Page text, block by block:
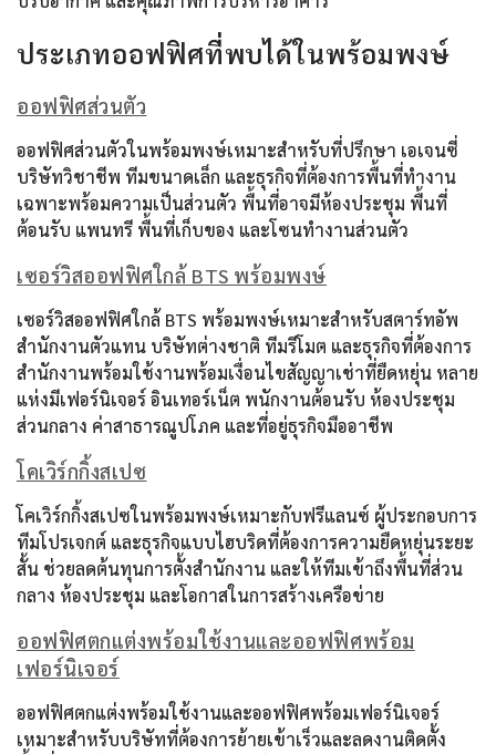
ประเภทออฟฟิศที่พบได้ในพร้อมพงษ์
ออฟฟิศส่วนตัว
ออฟฟิศส่วนตัวในพร้อมพงษ์เหมาะสำหรับที่ปรึกษา เอเจนซี่
บริษัทวิชาชีพ ทีมขนาดเล็ก และธุรกิจที่ต้องการพื้นที่ทำงาน
เฉพาะพร้อมความเป็นส่วนตัว พื้นที่อาจมีห้องประชุม พื้นที่
ต้อนรับ แพนทรี พื้นที่เก็บของ และโซนทำงานส่วนตัว
เซอร์วิสออฟฟิศใกล้ BTS พร้อมพงษ์
เซอร์วิสออฟฟิศใกล้ BTS พร้อมพงษ์เหมาะสำหรับสตาร์ทอัพ
สำนักงานตัวแทน บริษัทต่างชาติ ทีมรีโมต และธุรกิจที่ต้องการ
สำนักงานพร้อมใช้งานพร้อมเงื่อนไขสัญญาเช่าที่ยืดหยุ่น หลาย
แห่งมีเฟอร์นิเจอร์ อินเทอร์เน็ต พนักงานต้อนรับ ห้องประชุม
ส่วนกลาง ค่าสาธารณูปโภค และที่อยู่ธุรกิจมืออาชีพ
โคเวิร์กกิ้งสเปซ
โคเวิร์กกิ้งสเปซในพร้อมพงษ์เหมาะกับฟรีแลนซ์ ผู้ประกอบการ
ทีมโปรเจกต์ และธุรกิจแบบไฮบริดที่ต้องการความยืดหยุ่นระยะ
สั้น ช่วยลดต้นทุนการตั้งสำนักงาน และให้ทีมเข้าถึงพื้นที่ส่วน
กลาง ห้องประชุม และโอกาสในการสร้างเครือข่าย
ออฟฟิศตกแต่งพร้อมใช้งานและออฟฟิศพร้อม
เฟอร์นิเจอร์
ออฟฟิศตกแต่งพร้อมใช้งานและออฟฟิศพร้อมเฟอร์นิเจอร์
เหมาะสำหรับบริษัทที่ต้องการย้ายเข้าเร็วและลดงานติดตั้ง